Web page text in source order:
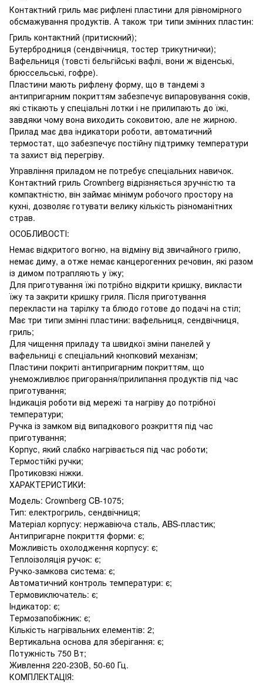
Контактний гриль має рифлені пластини для рівномірного
обсмажування продуктів. А також три типи змінних пластин:
Гриль контактний (притискний);
Бутербродниця (сендвічниця, тостер трикутнички);
Вафельниця (товсті бельгійські вафлі, вони ж віденські,
брюссельські, гофре).
Пластини мають рифлену форму, що в тандемі з
антипригарним покриттям забезпечує випаровування соків,
які стікають у спеціальні лотки і не прилипають до їжі,
завдяки чому вона виходить соковитою, але не жирною.
Прилад має два індикатори роботи, автоматичний
термостат, що забезпечує постійну підтримку температури
та захист від перегріву.
Управління приладом не потребує спеціальних навичок.
Контактний гриль Crownberg відрізняється зручністю та
компактністю, він займає мінімум робочого простору на
кухні, дозволяє готувати велику кількість різноманітних
страв.
ОСОБЛИВОСТІ:
Немає відкритого вогню, на відміну від звичайного грилю,
немає диму, а отже немає канцерогенних речовин, які разом
із димом потрапляють у їжу;
Для приготування їжі потрібно відкрити кришку, викласти
їжу та закрити кришку гриля. Після приготування
перекласти на тарілку та блюдо готове до подачі на стіл;
Має три типи змінні пластини: вафельниця, сендвічниця,
гриль;
Для чищення приладу та швидкої зміни панелей у
вафельниці є спеціальний кнопковий механізм;
Пластини покриті антипригарним покриттям, що
унеможливлює пригорання/прилипання продуктів під час
приготування;
Індикація роботи від мережі та нагріву до потрібної
температури;
Ручка із замком від випадкового розкриття під час
приготування;
Корпус, який слабко нагрівається під час роботи;
Термостійкі ручки;
Протиковзкі ніжки.
ХАРАКТЕРИСТИКИ:
Модель: Crownberg CB-1075;
Тип: електрогриль, сендвічниця;
Матеріал корпусу: нержавіюча сталь, ABS-пластик;
Антипригарне покриття форми: є;
Можливість охолодження корпусу: є;
Теплоізоляція ручок: є;
Ручко-замкова система: є;
Автоматичний контроль температури: є;
Термовиключатель: є;
Індикатор: є;
Термозапобіжник: є;
Кількість нагрівальних елементів: 2;
Вертикальна основа для зберігання: є;
Потужність 750 Вт;
Живлення 220-230В, 50-60 Гц.
КОМПЛЕКТАЦІЯ: